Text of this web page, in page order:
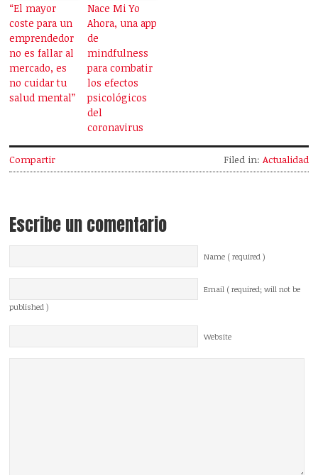
“El mayor
coste para un
emprendedor
no es fallar al
mercado, es
no cuidar tu
salud mental”
Nace Mi Yo
Ahora, una app
de
mindfulness
para combatir
los efectos
psicológicos
del
coronavirus
Compartir Filed in: Actualidad
Escribe un comentario
Name ( required )
Email ( required; will not be
published )
Website